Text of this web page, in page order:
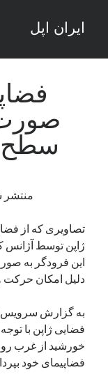
ایران اپل
نوار
کناری
نوشته‌های تازه
راه‌های اتصال موبایل و
انتقاد کاربران از
قطعی اینترنت در ایران از مرز 48
گوشی HMD Luma با دوربین 50 مگاپیکسل و نمایشگر 120 هرتز رونمایی شد
یک نویسنده دیدگاه
سطح
ژاپن توسط
این فرودگر به
دلیل امکان حرکت
به گزارش سرویس
فضایی ژاپن با
خورشید از غرب
فضاپیمای خود